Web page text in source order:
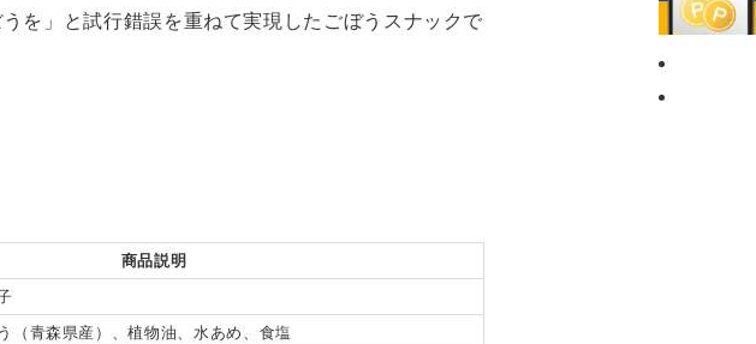
を」と試行錯誤を重ねて実現したごぼうスナックで
商品説明
（青森県産）、植物油、水あめ、食塩